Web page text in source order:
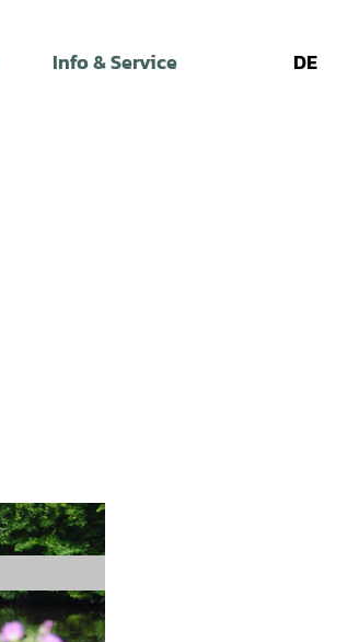
Info & Service DE